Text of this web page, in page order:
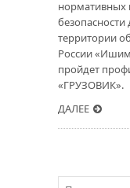
нормативных
территории
России
пройдет
«ГРУЗОВИК».
ДАЛЕЕ